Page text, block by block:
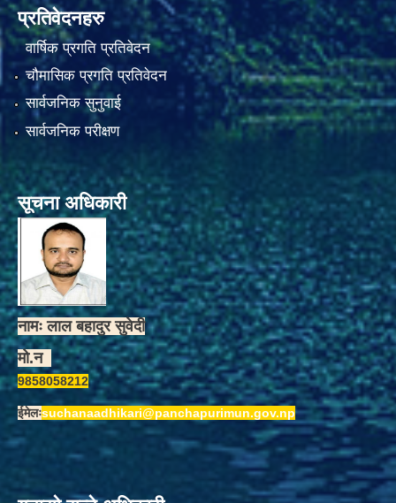
प्रतिवेदनहरु
वार्षिक प्रगति प्रतिवेदन
चौमासिक प्रगति प्रतिवेदन
सार्वजनिक सुनुवाई
सार्वजनिक परीक्षण
सूचना अधिकारी
नामः लाल बहादुर सुवेदी
मो.न
9858058212
ईमेलःsuchanaadhikari@panchapurimun.gov.np